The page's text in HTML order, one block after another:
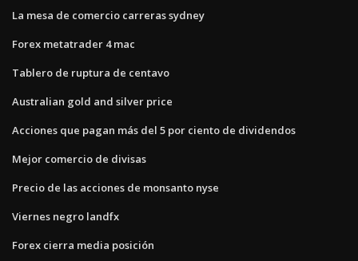
La mesa de comercio carreras sydney
Forex metatrader 4 mac
Tablero de ruptura de centavo
Australian gold and silver price
Acciones que pagan más del 5 por ciento de dividendos
Mejor comercio de divisas
Precio de las acciones de monsanto nyse
Viernes negro landfx
Forex cierra media posición